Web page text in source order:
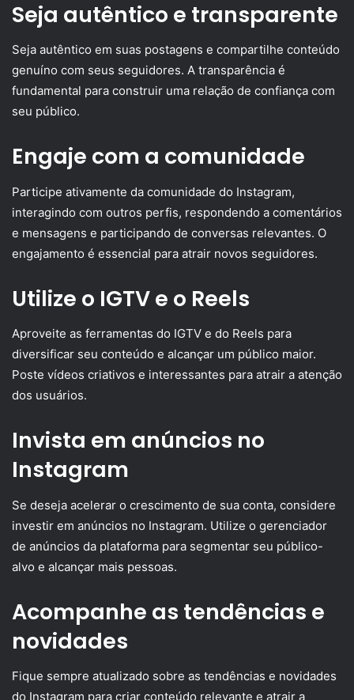
Seja autêntico e transparente
Seja autêntico em suas postagens e compartilhe conteúdo
genuíno com seus seguidores. A transparência é
fundamental para construir uma relação de confiança com
seu público.
Engaje com a comunidade
Participe ativamente da comunidade do Instagram,
interagindo com outros perfis, respondendo a comentários
e mensagens e participando de conversas relevantes. O
engajamento é essencial para atrair novos seguidores.
Utilize o IGTV e o Reels
Aproveite as ferramentas do IGTV e do Reels para
diversificar seu conteúdo e alcançar um público maior.
Poste vídeos criativos e interessantes para atrair a atenção
dos usuários.
Invista em anúncios no
Instagram
Se deseja acelerar o crescimento de sua conta, considere
investir em anúncios no Instagram. Utilize o gerenciador
de anúncios da plataforma para segmentar seu público-
alvo e alcançar mais pessoas.
Acompanhe as tendências e
novidades
Fique sempre atualizado sobre as tendências e novidades
do Instagram para criar conteúdo relevante e atrair a